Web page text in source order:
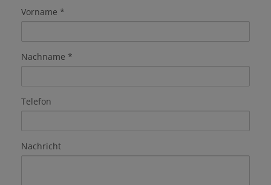
Vorname
Nachname
Telefon
Nachricht